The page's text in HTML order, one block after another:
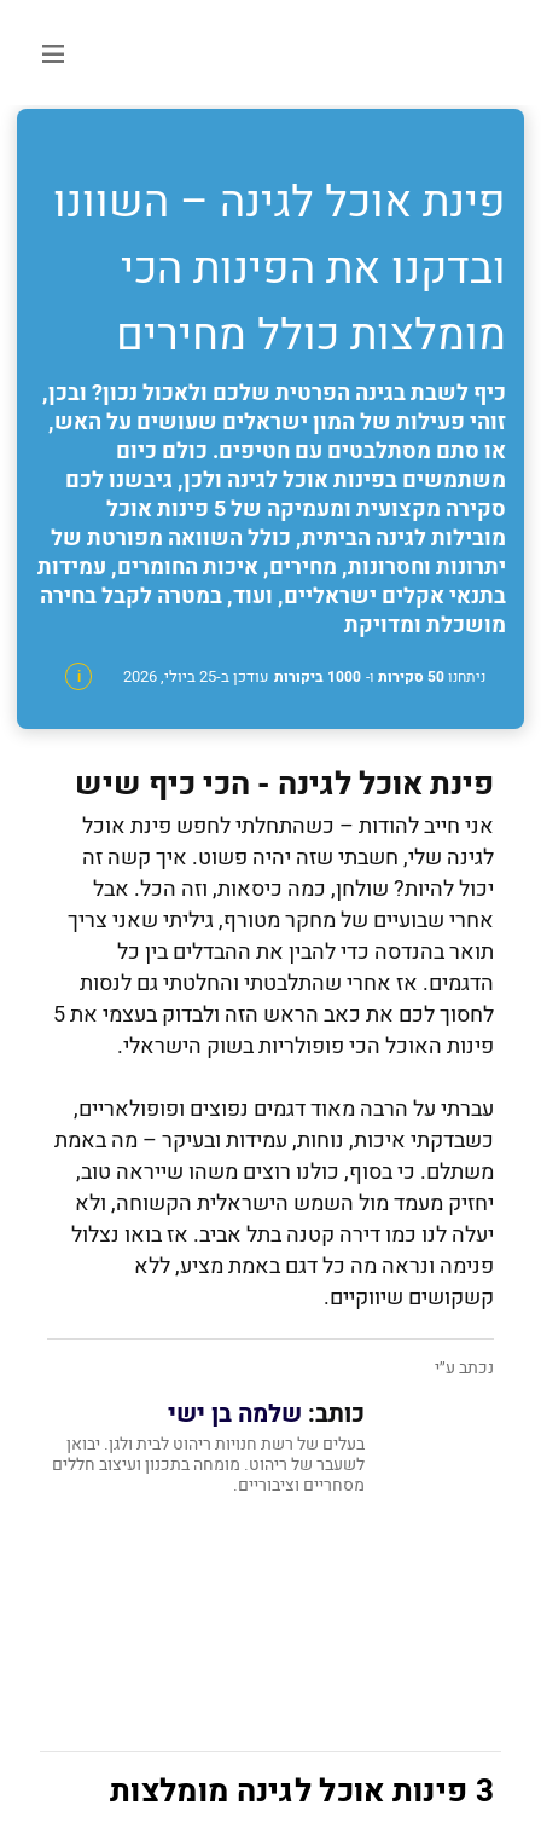
פינת אוכל לגינה – השוונו
ובדקנו את הפינות הכי
מומלצות כולל מחירים
כיף לשבת בגינה הפרטית שלכם ולאכול נכון? ובכן,
זוהי פעילות של המון ישראלים שעושים על האש,
או סתם מסתלבטים עם חטיפים. כולם כיום
משתמשים בפינות אוכל לגינה ולכן, גיבשנו לכם
סקירה מקצועית ומעמיקה של 5 פינות אוכל
מובילות לגינה הביתית, כולל השוואה מפורטת של
יתרונות וחסרונות, מחירים, איכות החומרים, עמידות
בתנאי אקלים ישראליים, ועוד, במטרה לקבל בחירה
מושכלת ומדויקת
ניתחנו50 סקירות ו- 1000 ביקורות i עודכן ב-25 ביולי, 2026
פינת אוכל לגינה - הכי כיף שיש
אני חייב להודות – כשהתחלתי לחפש פינת אוכל
לגינה שלי, חשבתי שזה יהיה פשוט. איך קשה זה
יכול להיות? שולחן, כמה כיסאות, וזה הכל. אבל
אחרי שבועיים של מחקר מטורף, גיליתי שאני צריך
תואר בהנדסה כדי להבין את ההבדלים בין כל
הדגמים. אז אחרי שהתלבטתי והחלטתי גם לנסות
לחסוך לכם את כאב הראש הזה ולבדוק בעצמי את 5
פינות האוכל הכי פופולריות בשוק הישראלי.
עברתי על הרבה מאוד דגמים נפוצים ופופולאריים,
כשבדקתי איכות, נוחות, עמידות ובעיקר – מה באמת
משתלם. כי בסוף, כולנו רוצים משהו שייראה טוב,
יחזיק מעמד מול השמש הישראלית הקשוחה, ולא
יעלה לנו כמו דירה קטנה בתל אביב. אז בואו נצלול
פנימה ונראה מה כל דגם באמת מציע, ללא
קשקושים שיווקיים.
נכתב ע״י
כותב: שלמה בן ישי
בעלים של רשת חנויות ריהוט לבית ולגן. יבואן
לשעבר של ריהוט. מומחה בתכנון ועיצוב חללים
מסחריים וציבוריים.
3 פינות אוכל לגינה מומלצות